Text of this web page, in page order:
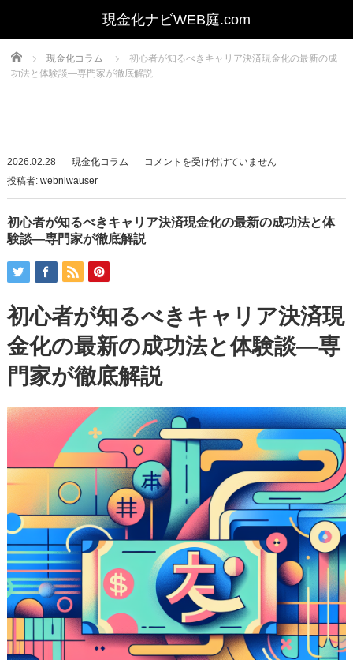
Home 現金化コラム
初心者が知るべきキャリア決済現金化の最新の成
功法と体験談—専門家が徹底解説
2026.02.28 現金化コラム
初
者
が
知
キ
リ
ア
決
済
現
金
化
の
最
の
功
体
験
コメントを受け付けていません
投稿者: webniwauser
初心者が知るべきキャリア決済現金化の最新の成功法と体
験談—専門家が徹底解説
初心者が知るべきキャリア決済現
金化の最新の成功法と体験談—専
門家が徹底解説